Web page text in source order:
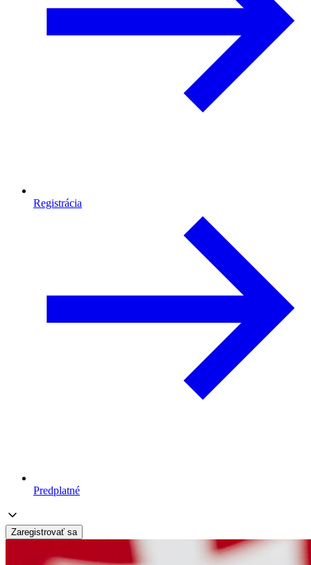
Registrácia
Predplatné
Zaregistrovať sa